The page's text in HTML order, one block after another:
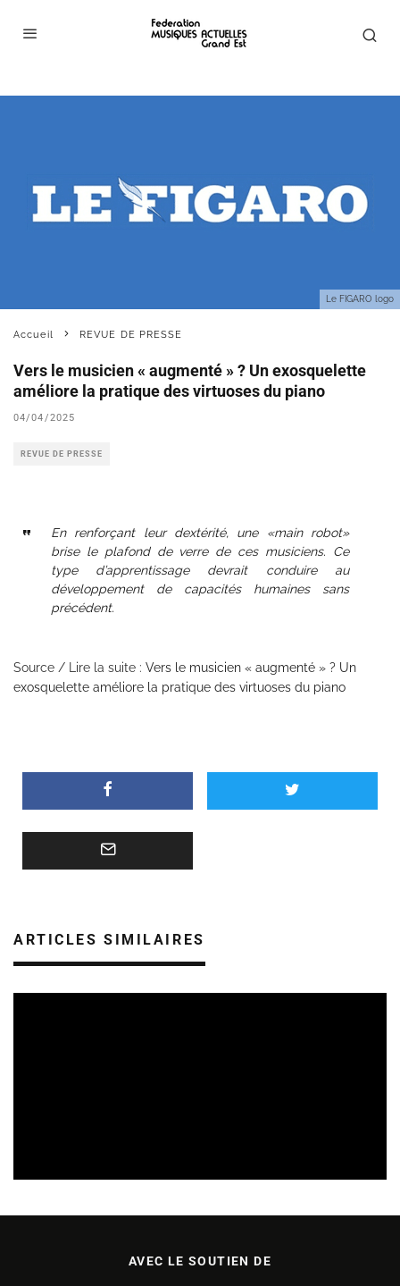
Le FIGARO logo
Accueil REVUE DE PRESSE
Vers le musicien « augmenté » ? Un exosquelette
améliore la pratique des virtuoses du piano
04/04/2025
REVUE DE PRESSE
En renforçant leur dextérité, une «main robot»
brise le plafond de verre de ces musiciens. Ce
type d’apprentissage devrait conduire au
développement de capacités humaines sans
précédent.
Source / Lire la suite : Vers le musicien « augmenté » ? Un
exosquelette améliore la pratique des virtuoses du piano
ARTICLES SIMILAIRES
AVEC LE SOUTIEN DE